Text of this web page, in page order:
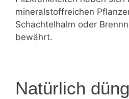
mineralstoffreichen
Schachtelhalm oder
bewährt.
Natürlich